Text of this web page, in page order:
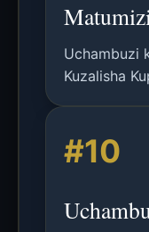
Uchambuzi
Kuzalisha
matumizi,
baadaye.
#10